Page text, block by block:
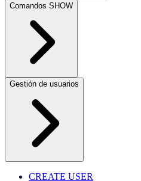
Comandos SHOW
Gestión de usuarios
CREATE USER